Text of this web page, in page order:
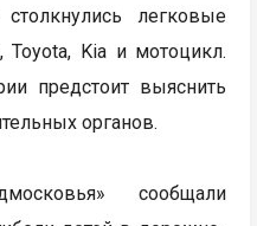
легковые
Kia и мотоцикл.
предстоит выяснить
органов.
сообщали